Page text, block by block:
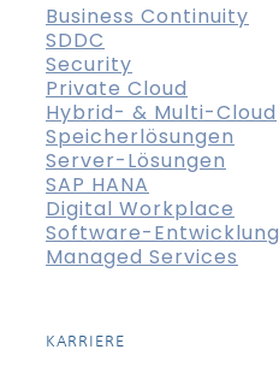
Business Continuity
SDDC
Security
Private Cloud
Hybrid- & Multi-Cloud
Speicherlösungen
Server-Lösungen
SAP HANA
Digital Workplace
Software-Entwicklung
Managed Services
KARRIERE